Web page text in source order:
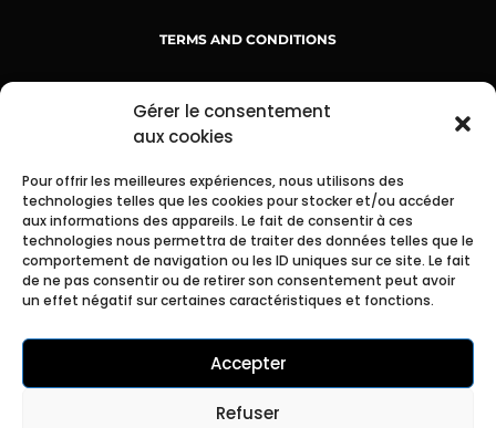
Gérer le consentement
aux cookies
Pour offrir les meilleures expériences, nous utilisons des
technologies telles que les cookies pour stocker et/ou accéder
aux informations des appareils. Le fait de consentir à ces
technologies nous permettra de traiter des données telles que le
comportement de navigation ou les ID uniques sur ce site. Le fait
de ne pas consentir ou de retirer son consentement peut avoir
un effet négatif sur certaines caractéristiques et fonctions.
Accepter
Refuser
TERMS AND CONDITIONS
TERMS OF SERVICE
SHIPPING INFO
RETURN AND REFUND POLICY
CONTACT